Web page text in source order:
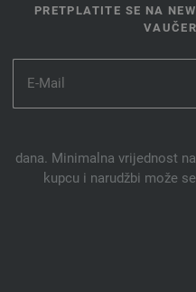
PRETPLATITE SE NA
dana. Minimalna vrijednost
kupcu i narudžbi može